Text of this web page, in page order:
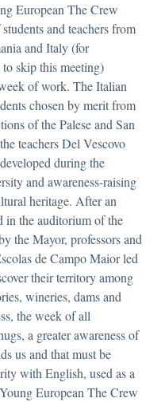
European The Crew
and teachers from
and Italy (for
skip this meeting)
of work. The Italian
chosen by merit from
of the Palese and San
teachers Del Vescovo
during the
and awareness-raising
heritage. After an
in the auditorium of the
the Mayor, professors and
de Campo Maior led
their territory among
wineries, dams and
the week of all
a greater awareness of
us and that must be
with English, used as a
European The Crew